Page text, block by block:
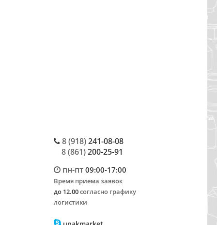
8 (918)241-08-08
8 (861)200-25-91
пн-пт09:00-17:00
Время приема заявок
до 12.00согласно графику
логистики